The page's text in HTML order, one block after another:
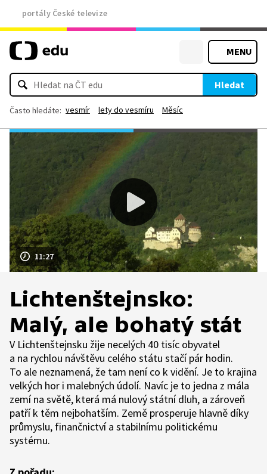
portály České televize
MENU
Hledat
Často hledáte: vesmír lety do vesmíru Měsíc
11:27
Lichtenštejnsko:
Malý, ale bohatý stát
V Lichtenštejnsku žije necelých 40 tisíc obyvatel
a na rychlou návštěvu celého státu stačí pár hodin.
To ale neznamená, že tam není co k vidění. Je to krajina
velkých hor i malebných údolí. Navíc je to jedna z mála
zemí na světě, která má nulový státní dluh, a zároveň
patří k těm nejbohatším. Země prosperuje hlavně díky
průmyslu, finančnictví a stabilnímu politickému
systému.